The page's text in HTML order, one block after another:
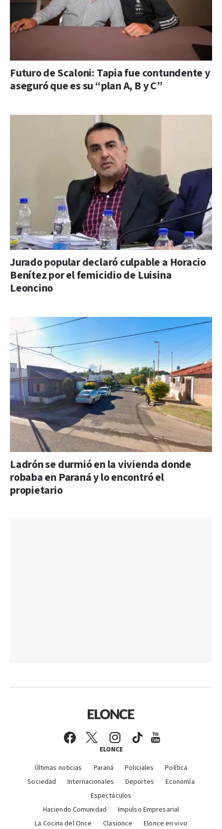
Futuro de Scaloni: Tapia fue contundente y
aseguró que es su “plan A, B y C”
Jurado popular declaró culpable a Horacio
Benítez por el femicidio de Luisina
Leoncino
Ladrón se durmió en la vivienda donde
robaba en Paraná y lo encontró el
propietario
ELONCE
Últimas noticias Paraná Policiales
Política
Sociedad
Internacionales Deportes
Economía
Espectáculos
Haciendo Comunidad
Impulso Empresarial
La Cocina del Once
Clasionce Elonce en vivo